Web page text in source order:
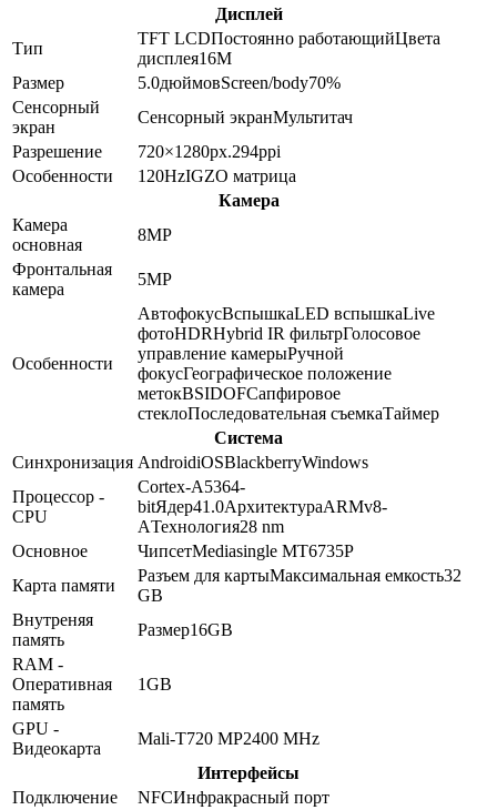
Дисплей
Тип
TFT LCDПостоянно работающийЦвета
дисплея16M
Размер
5.0дюймовScreen/body70%
Сенсорный
экран
Сенсорный экранМультитач
Разрешение
720×1280px.294ppi
Особенности
120HzIGZO матрица
Камера
Камера
основная
8MP
Фронтальная
камера
5MP
Особенности
АвтофокусВспышкаLED вспышкаLive
фотоHDRHybrid IR фильтрГолосовое
управление камерыРучной
фокусГеографическое положение
метокBSIDOFСапфировое
стеклоПоследовательная съемкаТаймер
Система
Синхронизация AndroidiOSBlackberryWindows
Процессор -
CPU
Cortex-A5364-
bitЯдер41.0АрхитектураARMv8-
AТехнология28 nm
Основное
ЧипсетMediasingle MT6735P
Карта памяти
Разъем для картыМаксимальная емкость32
GB
Внутреняя
память
Размер16GB
RAM -
Оперативная
память
1GB
GPU -
Видеокарта
Mali-T720 MP2400 MHz
Интерфейсы
Подключение
NFCИнфракрасный порт